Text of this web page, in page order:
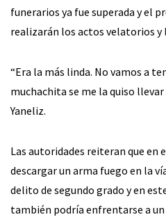
funerarios ya fue superada y el
realizarán los actos velatorios y
“Era la más linda. No vamos a
muchachita se me la quiso
Yaneliz.
Las autoridades reiteran que en
descargar un arma fuego en la
delito de segundo grado y en
también podría enfrentarse a